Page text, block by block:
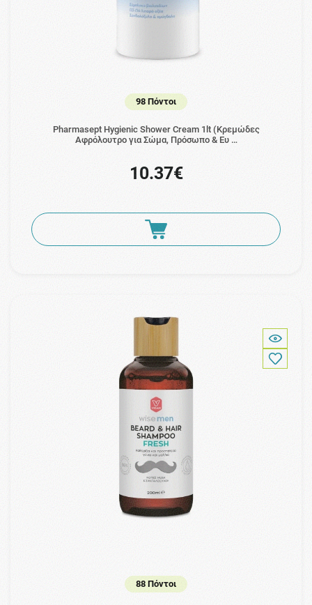
98 Πόντοι
Pharmasept Hygienic Shower Cream 1lt (Κρεμώδες
Aφρόλουτρο για Σώμα, Πρόσωπο & Ευ …
10.37€
88 Πόντοι